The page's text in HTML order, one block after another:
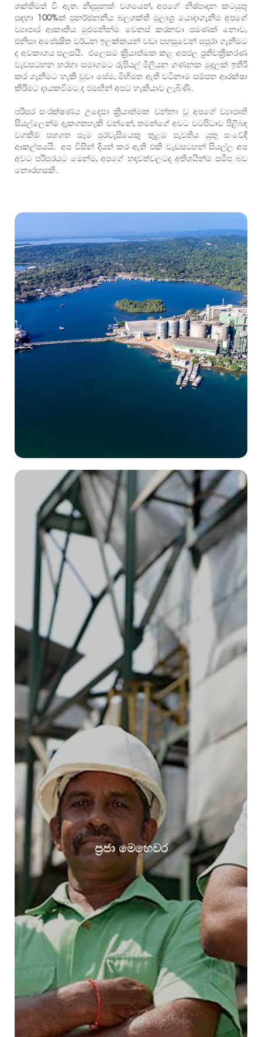
ශක්තිමත් වී ඇත. නිදසුනක් වශයෙන්, අපගේ නිෂ්පාදන කටයුතු
සඳහා 100%ක් පුනර්ජනනීය බලශක්ති මූලාශ්‍ර යොදාගැනීම අපගේ
ව්‍යාපාර ආකෘතිය මුළුමනින්ම වෙනස් කරනවා පමණක් නොව,
එනිසා අපේක්‍ෂිත වර්ධන ඉලක්කයන් වඩා පහසුවෙන් සපුරා ගැනීමට
ද අවකාශය සලසයි. එලෙසම ක්‍රියාත්මක කළ අපජල ප්‍රතිචක්‍රීකරණ
වැඩසටහන හරහා සමාගමට රුපියල් මිලියන ගණනක මුදලක් ඉතිරි
කර ගැනීමට හැකි වූවා සේම, මිහිමත ඇති වටිනාම සම්පත ආරක්ෂා
කිරීමට දායකවීමට ද එමඟින් අපට හැකියාව ලැබිණි.
පරිසර සංරක්ෂණය උදෙසා ක්‍රියාත්මක වන්නා වූ අපගේ ව්‍යාපෘති
සියල්ලෙන්ම දැකගතහැකි වන්නේ, තමන්ගේ අවට වටපිටාව පිළිබඳ
වගකීම් සහගත සෑම පුරවැසියෙකු තුළම පැවතිය යුතු සංවේදී
ආකල්පයයි. අප විසින් දියත් කර ඇති එකී වැඩසටහන් සියල්ල අප
අවට පරිසරයට මෙන්ම, අපගේ හදවත්වලටද අතිශයින්ම සමීප බව
නොරහසකි.
ප්‍රජා මෙහෙවර